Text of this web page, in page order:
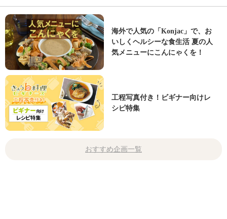
海外で人気の「Konjac」で、お
いしくヘルシーな食生活 夏の人
気メニューにこんにゃくを！
工程写真付き！ビギナー向けレ
シピ特集
おすすめ企画一覧